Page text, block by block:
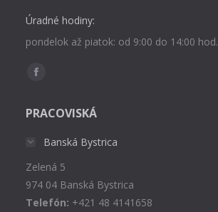
Úradné hodiny:
pondelok až piatok: od 9:00 do 14:00 hod.
Find us on:
Facebook
opens
window
PRACOVISKÁ
Banská Bystrica
Zelená 5
974 04 Banská Bystrica
Telefón: +421 48 4141658